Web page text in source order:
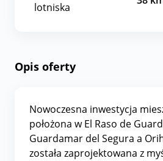
lotniska
Opis oferty
Nowoczesna inwestycja
położona w El Raso de
Guardamar del Segura a
została zaprojektowana z